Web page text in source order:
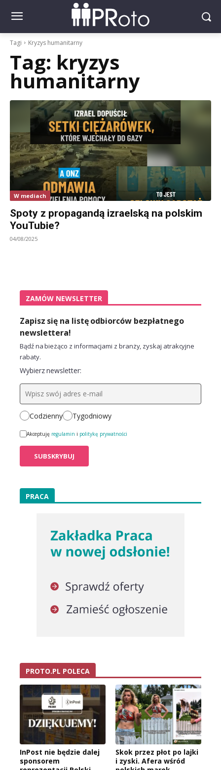
Tagi Kryzys humanitarny
Tag: kryzys
humanitarny
W mediach
Spoty z propagandą izraelską na polskim
YouTubie?
04/08/2025
ZAMÓW NEWSLETTER
Zapisz się na listę odbiorców bezpłatnego
newslettera!
Bądź na bieżąco z informacjami z branży, zyskaj atrakcyjne
rabaty.
Wybierz newsletter:
Codzienny Tygodniowy
Akceptuję regulamin i politykę prywatności
PRACA
PROTO.PL POLECA
InPost nie będzie dalej
sponsorem
Skok przez płot po lajki
i zyski. Afera wśród